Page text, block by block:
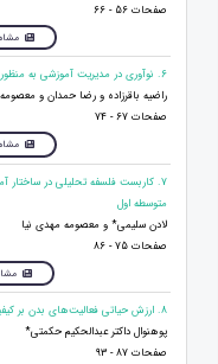
صفحات 56 - 66
6. نوآوری در مدیریت آموزشی به منظور یادگیری مشارکتی دانش آموزان
راضیه باقرزاده و رضا حمدان و معصومه
صفحات 67 - 74
7. کاربست فلسفه تحلیلی در ساختار
متوسطه اول
لادن سلیمی* و معصومه مهدی نیا
صفحات 75 - 86
8. ارزش حیاتی فعالیت‌های بدن بر کیفیت زندگی
پوهنوال داکتر عبدالحکیم حکمتی*
صفحات 87 - 93